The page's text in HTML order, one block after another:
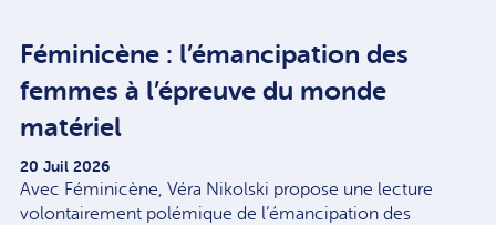
Féminicène : l’émancipation des
femmes à l’épreuve du monde
matériel
20 Juil 2026
Avec Féminicène, Véra Nikolski propose une lecture
volontairement polémique de l’émancipation des